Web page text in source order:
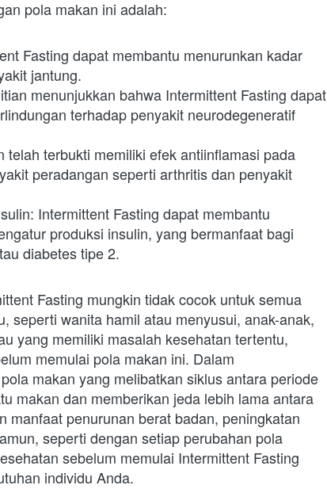
pola makan ini adalah:
Fasting dapat membantu menurunkan kadar
jantung.
menunjukkan bahwa Intermittent Fasting dapat
terhadap penyakit neurodegeneratif
terbukti memiliki efek antiinflamasi pada
peradangan seperti arthritis dan penyakit
Intermittent Fasting dapat membantu
produksi insulin, yang bermanfaat bagi
diabetes tipe 2.
Fasting mungkin tidak cocok untuk semua
seperti wanita hamil atau menyusui, anak-anak,
yang memiliki masalah kesehatan tertentu,
memulai pola makan ini. Dalam
makan yang melibatkan siklus antara periode
makan dan memberikan jeda lebih lama antara
manfaat penurunan berat badan, peningkatan
seperti dengan setiap perubahan pola
sebelum memulai Intermittent Fasting
individu Anda.